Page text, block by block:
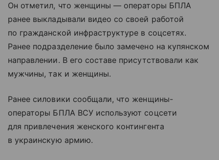
Он отметил, что женщины — операторы БПЛА
ранее выкладывали видео со своей работой
по гражданской инфраструктуре в соцсетях.
Ранее подразделение было замечено на купянском
направлении. В его составе присутствовали как
мужчины, так и женщины.
Ранее силовики сообщали, что женщины-
операторы БПЛА ВСУ используют соцсети
для привлечения женского контингента
в украинскую армию.